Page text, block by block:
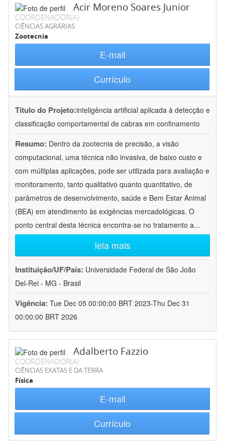
Acir Moreno Soares Junior
COORDENADOR(A)
CIÊNCIAS AGRÁRIAS
Zootecnia
E-mail
Currículo
Título do Projeto:inteligência artificial aplicada à detecção e
classificação comportamental de cabras em confinamento
Resumo: Dentro da zootecnia de precisão, a visão
computacional, uma técnica não invasiva, de baixo custo e
com múltiplas aplicações, pode ser utilizada para avaliação e
monitoramento, tanto qualitativo quanto quantitativo, de
parâmetros de desenvolvimento, saúde e Bem Estar Animal
(BEA) em atendimento às exigências mercadológicas. O
ponto central desta técnica encontra-se no tratamento a...
leia mais
Instituição/UF/País: Universidade Federal de São João
Del-Rei - MG - Brasil
Vigência: Tue Dec 05 00:00:00 BRT 2023-Thu Dec 31
00:00:00 BRT 2026
Adalberto Fazzio
COORDENADOR(A)
CIÊNCIAS EXATAS E DA TERRA
Física
E-mail
Currículo